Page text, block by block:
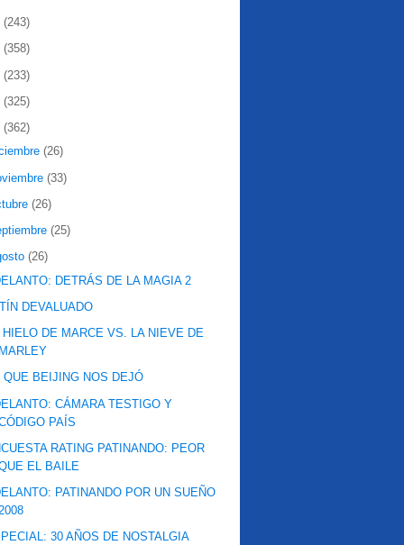
(243)
(358)
(233)
(325)
(362)
(26)
(33)
(26)
(25)
(26)
DETRÁS DE LA MAGIA 2
DEVALUADO
HIELO DE MARCE VS. LA NIEVE DE
QUE BEIJING NOS DEJÓ
CÁMARA TESTIGO Y
PAÍS
RATING PATINANDO: PEOR
EL BAILE
PATINANDO POR UN SUEÑO
30 AÑOS DE NOSTALGIA